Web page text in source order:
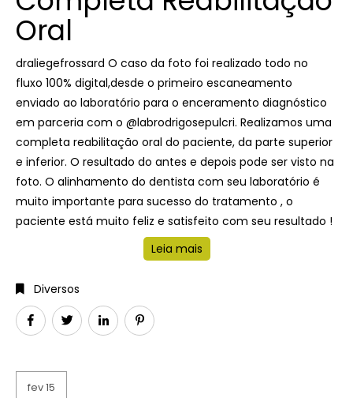
Oral
draliegefrossard O caso da foto foi realizado todo no
fluxo 100% digital,desde o primeiro escaneamento
enviado ao laboratório para o enceramento diagnóstico
em parceria com o @labrodrigosepulcri. Realizamos uma
completa reabilitação oral do paciente, da parte superior
e inferior. O resultado do antes e depois pode ser visto na
foto. O alinhamento do dentista com seu laboratório é
muito importante para sucesso do tratamento , o
paciente está muito feliz e satisfeito com seu resultado !
Leia mais
Diversos
fev 15